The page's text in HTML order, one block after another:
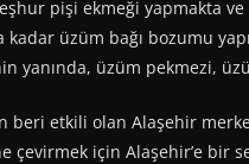
pişi ekmeği yapmakta ve
kadar üzüm bağı bozumu
üzüm pekmezi,
beri etkili olan Alaşehir
çevirmek için Alaşehir’e bir